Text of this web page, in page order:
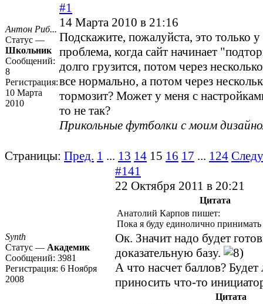
Антон Риб...
Статус —
Школьник
Сообщений:
8
Регистрация:
10 Марта
2010
#1
14 Марта 2010 в 21:16
Подскажите, пожалуйста, это только у
проблема, когда сайт начинает
долго грузится, потом через
все нормально, а потом через
тормозит? Может у меня с
то не так?
Прикольные футболки с моим
Страницы: Пред. 1 ... 13 14 15 16 17 ... 124
Synth
Статус — Академик
Сообщений: 3981
Регистрация: 6 Ноября
2008
#141
22 Октября 2011 в 20:21
Цитата
Анатолий Карпов пишет:
Пока я буду единолично
Ок. Значит надо будет
доказательную базу.
А что насчет баллов? Будет
приносить что-то
Цитата